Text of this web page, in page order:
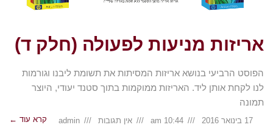
אריזות מניעות לפעולה (חלק ד)
הפוסט הרביעי בנושא אריזות המסיתות את תשומת ליבנו וגורמות
לנו לקחת אותן ליד. האריזות ממוקמות בתוך סטנד יעודי, היוצר
תמונה
17 בינואר 2016 10:44 am אין תגובות admin קרא עוד ←